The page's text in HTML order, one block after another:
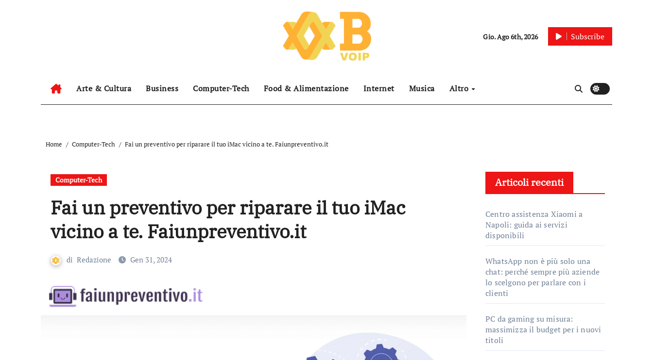
Gio. Ago 6th, 2026 Subscribe
Arte & Cultura Business Computer-Tech Food & Alimentazione Internet Musica Altro
Home Computer-Tech Fai un preventivo per riparare il tuo iMac vicino a te. Faiunpreventivo.it
Computer-Tech
Fai un preventivo per riparare il tuo iMac
vicino a te. Faiunpreventivo.it
di Redazione Gen 31, 2024
Articoli recenti
Centro assistenza Xiaomi a
Napoli: guida ai servizi
disponibili
WhatsApp non è più solo una
chat: perché sempre più aziende
lo scelgono per parlare con i
clienti
PC da gaming su misura:
massimizza il budget per i nuovi
titoli